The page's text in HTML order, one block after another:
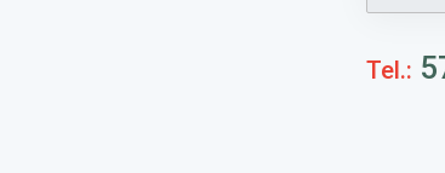
Tel.: